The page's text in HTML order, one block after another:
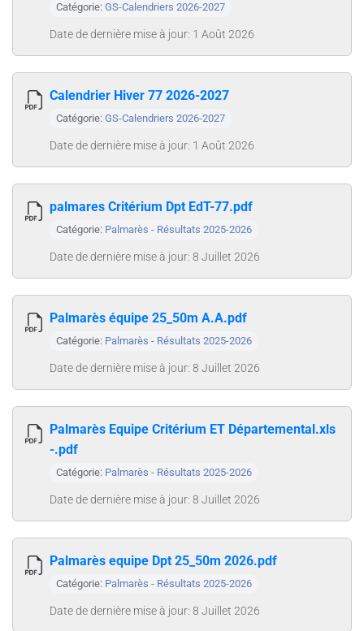
Catégorie: GS-Calendriers 2026-2027
Date de dernière mise à jour: 1 Août 2026
Calendrier Hiver 77 2026-2027
Catégorie: GS-Calendriers 2026-2027
Date de dernière mise à jour: 1 Août 2026
palmares Critérium Dpt EdT-77.pdf
Catégorie: Palmarès - Résultats 2025-2026
Date de dernière mise à jour: 8 Juillet 2026
Palmarès équipe 25_50m A.A.pdf
Catégorie: Palmarès - Résultats 2025-2026
Date de dernière mise à jour: 8 Juillet 2026
Palmarès Equipe Critérium ET Départemental.xls
-.pdf
Catégorie: Palmarès - Résultats 2025-2026
Date de dernière mise à jour: 8 Juillet 2026
Palmarès equipe Dpt 25_50m 2026.pdf
Catégorie: Palmarès - Résultats 2025-2026
Date de dernière mise à jour: 8 Juillet 2026